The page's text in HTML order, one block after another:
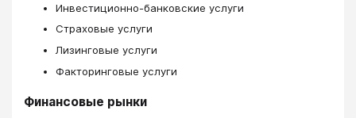
Инвестиционно-банковские услуги
Страховые услуги
Лизинговые услуги
Факторинговые услуги
Финансовые рынки